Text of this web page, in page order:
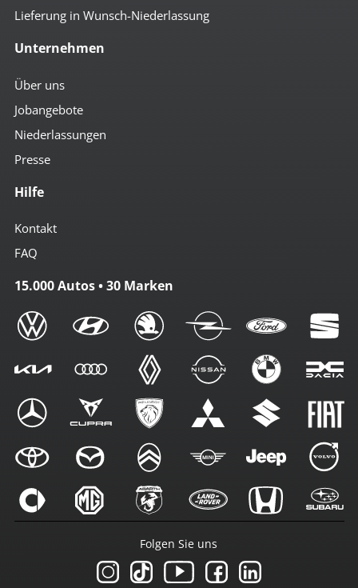
Lieferung in Wunsch-Niederlassung
Unternehmen
Über uns
Jobangebote
Niederlassungen
Presse
Hilfe
Kontakt
FAQ
15.000 Autos • 30 Marken
Folgen Sie uns